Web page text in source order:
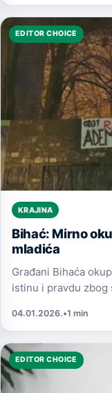
EDITOR CHOICE
KRAJINA
Bihać: Mirno
mladića
Građani Bihaća
istinu i pravdu zbog
04.01.2026.•1 min
EDITOR CHOICE